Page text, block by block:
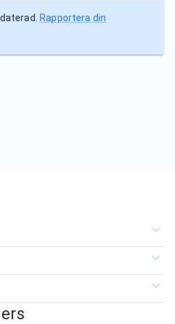
Rapportera din